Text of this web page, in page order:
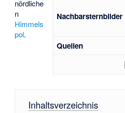
Nachbarsternbilder
Quellen
nördliche
n
Himmels
pol.
Inhaltsverzeichnis